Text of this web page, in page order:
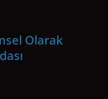
Olarak